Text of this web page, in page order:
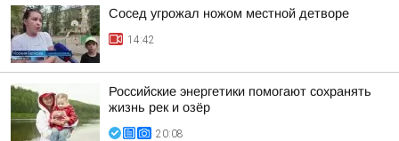
Сосед угрожал ножом местной детворе
14:42
Российские энергетики помогают сохранять
жизнь рек и озёр
20:08